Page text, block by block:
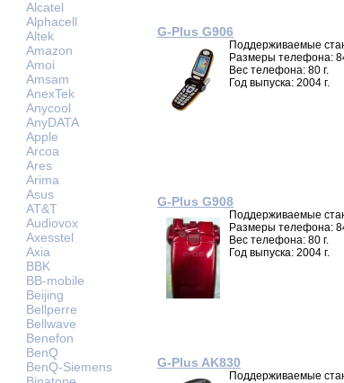
Alcatel
Alphacell
Altek
Amazon
Amoi
Amsam
AnexTek
Anycool
AnyDATA
Apple
Arcoa
Ares
Arima
Asus
AT&T
Audiovox
Axesstel
Axia
BBK
BB-mobile
Beijing
Bellperre
Bellwave
Benefon
BenQ
BenQ-Siemens
G-Plus G906
Поддерживаемые
Размеры телефона:
Вес телефона: 80 г.
Год выпуска: 2004 г.
G-Plus G908
Поддерживаемые
Размеры телефона:
Вес телефона: 80 г.
Год выпуска: 2004 г.
G-Plus AK830
Поддерживаемые